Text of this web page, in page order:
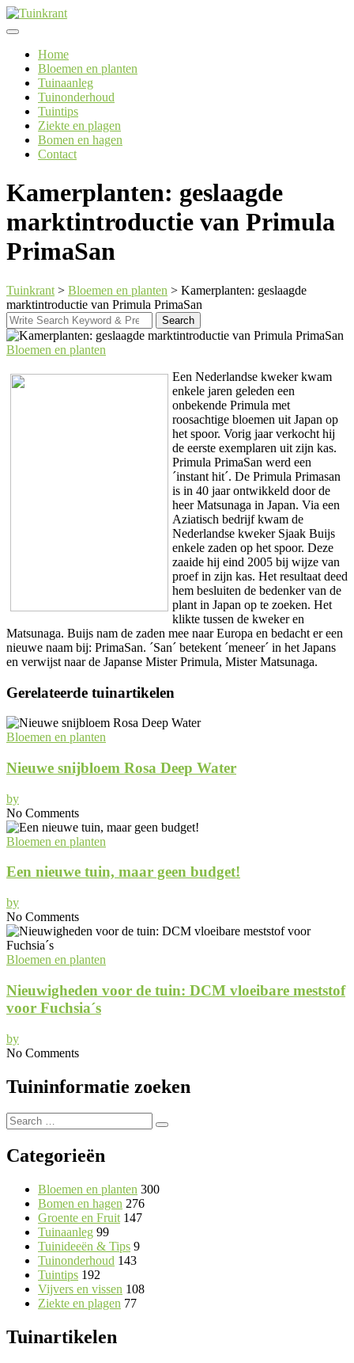
Skip
to
Home
Bloemen en planten
Tuinaanleg
Tuinonderhoud
Tuintips
Ziekte en plagen
Bomen en hagen
Contact
Kamerplanten: geslaagde
marktintroductie van Primula
PrimaSan
Tuinkrant > Bloemen en planten > Kamerplanten: geslaagde
marktintroductie van Primula PrimaSan
Search
for:
Search
Bloemen en planten
Een Nederlandse kweker kwam
enkele jaren geleden een
onbekende Primula met
roosachtige bloemen uit Japan op
het spoor. Vorig jaar verkocht hij
de eerste exemplaren uit zijn kas.
Primula PrimaSan werd een
´instant hit´. De Primula Primasan
is in 40 jaar ontwikkeld door de
heer Matsunaga in Japan. Via een
Aziatisch bedrijf kwam de
Nederlandse kweker Sjaak Buijs
enkele zaden op het spoor. Deze
zaaide hij eind 2005 bij wijze van
proef in zijn kas. Het resultaat deed
hem besluiten de bedenker van de
plant in Japan op te zoeken. Het
klikte tussen de kweker en
Matsunaga. Buijs nam de zaden mee naar Europa en bedacht er een
nieuwe naam bij: PrimaSan. ´San´ betekent ´meneer´ in het Japans
en verwijst naar de Japanse Mister Primula, Mister Matsunaga.
Gerelateerde tuinartikelen
Bloemen en planten
Nieuwe snijbloem Rosa Deep Water
by
No Comments
Bloemen en planten
Een nieuwe tuin, maar geen budget!
by
No Comments
Bloemen en planten
Nieuwigheden voor de tuin: DCM vloeibare meststof
voor Fuchsia´s
by
No Comments
Tuininformatie zoeken
Search
for:
Search
Categorieën
Bloemen en planten 300
Bomen en hagen 276
Groente en Fruit 147
Tuinaanleg 99
Tuinideeën & Tips 9
Tuinonderhoud 143
Tuintips 192
Vijvers en vissen 108
Ziekte en plagen 77
Tuinartikelen